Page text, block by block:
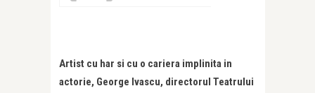
Artist cu har si cu o cariera implinita in
actorie, George Ivascu, directorul Teatrului